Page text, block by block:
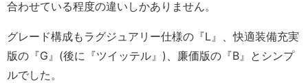
合わせている程度の違いしかありません。
グレード構成もラグジュアリー仕様の『L』、快適装備充実
版の『G』(後に『ツイッテル』)、廉価版の『B』とシンプ
ルでした。